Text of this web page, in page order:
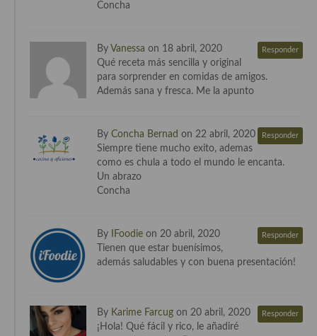
Concha
By Vanessa on 18 abril, 2020 Responder
Qué receta más sencilla y original
para sorprender en comidas de amigos.
Además sana y fresca. Me la apunto
By Concha Bernad on 22 abril, 2020 Responder
Siempre tiene mucho exito, ademas
como es chula a todo el mundo le encanta.
Un abrazo
Concha
By IFoodie on 20 abril, 2020 Responder
Tienen que estar buenísimos,
además saludables y con buena presentación!
By Karime Farcug on 20 abril, 2020 Responder
¡Hola! Qué fácil y rico, le añadiré